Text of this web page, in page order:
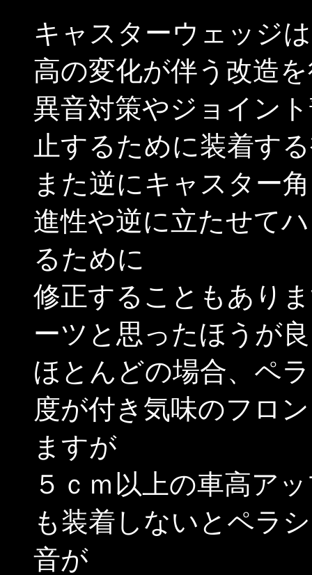
キャスターウェッジ
高の変化が伴う改造
異音対策やジョイン
止するために装着す
また逆にキャスター
進性や逆に立たせて
るために
修正することもあり
ーツと思ったほうが
ほとんどの場合、ペ
度が付き気味のフロ
ますが
５ｃｍ以上の車高ア
も装着しないとペラ
音が